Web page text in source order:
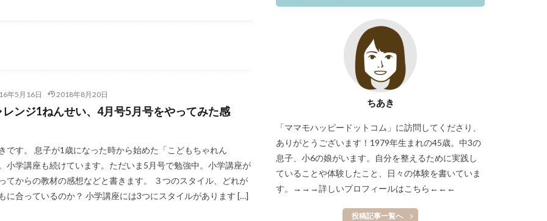
年5月16日 2018年8月20日
レンジ1ねんせい、4月号5月号をやってみた感
です。 息子が1歳になった時から始めた「こどもちゃれん
小学講座も続けています。ただいま5月号で勉強中。小学講座が
てからの教材の感想などと書きます。 ３つのスタイル、どれが
に合っているのか？ 小学講座には3つにスタイルがあります […]
ちあき
「ママモハッピードットコム」に訪問してくださり、
ありがとうございます！1979年生まれの45歳。中3の
息子、小6の娘がいます。自分を整えるために実践し
ていることや体験したこと、日々の体験を書いていま
す。
→→→詳しいプロフィールはこちら←←←
投稿記事一覧へ